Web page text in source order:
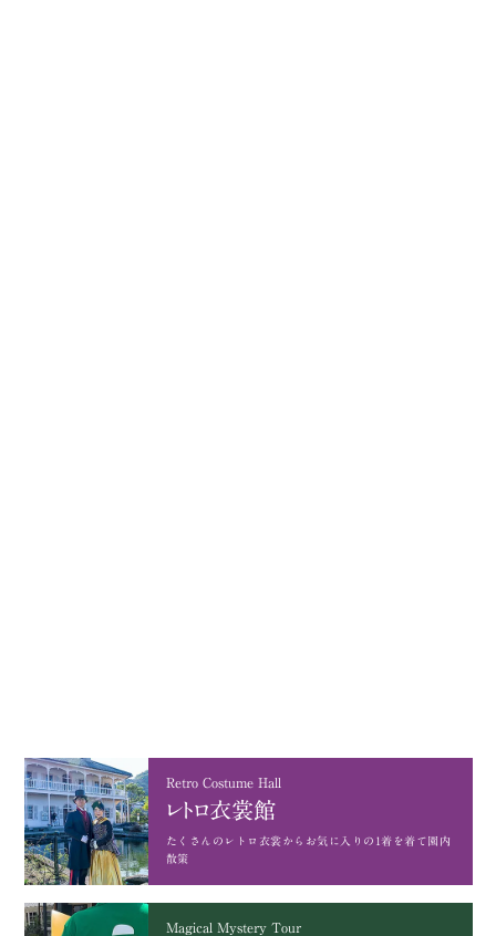
Retro Costume Hall
レトロ衣裳館
たくさんのレトロ衣裳から お気に入りの1着を着て園内
散策
Magical Mystery Tour